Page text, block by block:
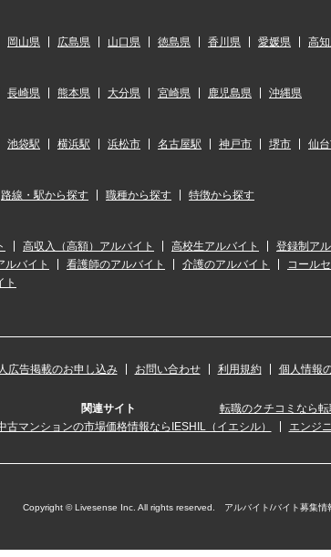
岡山県 広島県 山口県 徳島県 香川県 愛媛県 高
長崎県 熊本県 大分県 宮崎県 鹿児島県 沖縄県
池袋駅 横浜駅 浜松市 名古屋駅 神戸市 堺市 仙
路線・駅から探す 職種から探す 特徴から探す
高収入（高額）アルバイト 高校生アルバイト 登録制ア
ルバイト
看護師のアルバイト 介護のアルバイト コール
ト
広告掲載のお申し込み お問い合わせ 利用規約 個人情報
関連サイト
転職のクチコミなら
古マンションの市場価格情報ならIESHIL（イエシル）
エンジ
Copyright © Livesense Inc. All rights reserved. アルバイト/バイト募集情